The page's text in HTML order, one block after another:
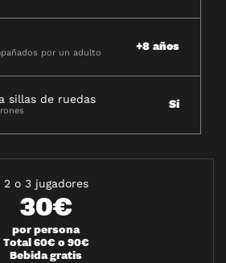
por un adulto +8 años
sillas de ruedas Sí
2 o 3 jugadores
30€
por persona
Total 60€ o 90€
Bebida gratis